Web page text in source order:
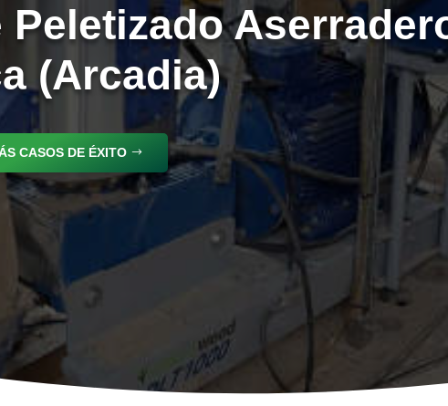
Peletizado
(Arcadia)
CASOS DE ÉXITO